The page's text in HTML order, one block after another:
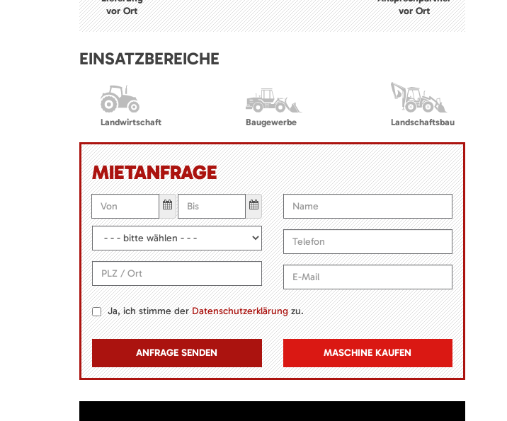
vor Ort
vor Ort
EINSATZBEREICHE
Landwirtschaft Baugewerbe Landschaftsbau
MIETANFRAGE
Ja, ich stimme derDatenschutzerklärungzu.
MASCHINE KAUFEN